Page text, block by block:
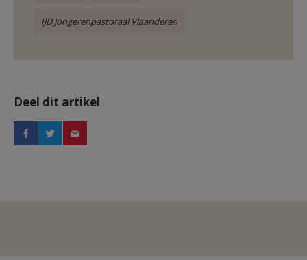
IJD Jongerenpastoraal Vlaanderen
Deel dit artikel